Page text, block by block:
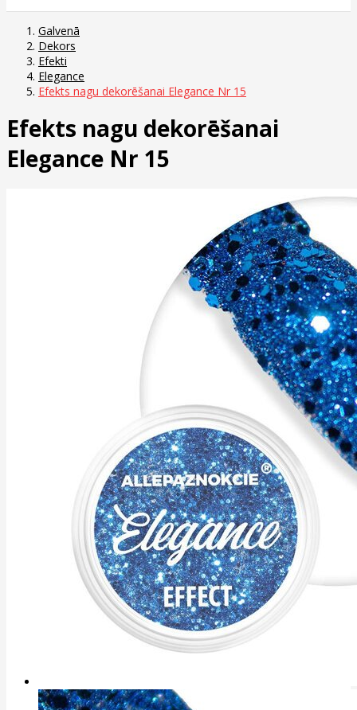
Galvenā
Dekors
Efekti
Elegance
Efekts nagu dekorēšanai Elegance Nr 15
Efekts nagu dekorēšanai
Elegance Nr 15